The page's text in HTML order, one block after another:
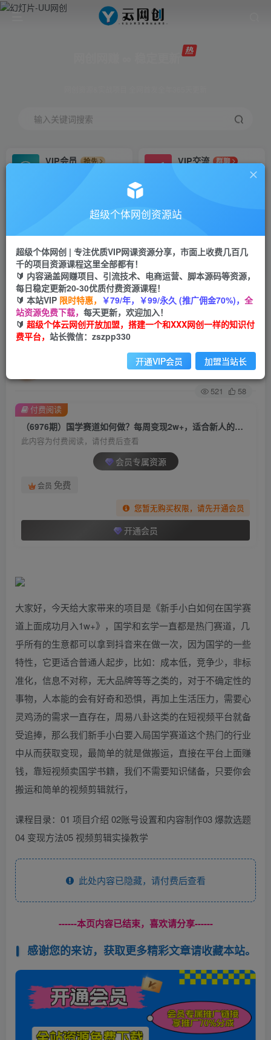
输入关键词搜索
VIP会员
抢先
VIP交流
群聊
研究探讨更多创业项目路子。
会员专属推广链接
招募站长
挂机
项目
脚本卡密
APP下载
GO
首页 创业课程 会员专属 正文
（6976期）国学赛道如何做？每周变现2w+，适
合新人的国学项目，保姆式教学，不需要…
关注 私信
521 58
（6976期）国学赛道如何做？每周变现2w+，适合新人的国学项目，保姆式教学，不需要…
此内容为付费阅读，请付费后查看
会员专属资源
会员 免费
您暂无购买权限，请先开通会员
开通会员
付费阅读
大家好，今天给大家带来的项目是《新手小白如何在国学赛
道上面成功月入1w+》，国学和玄学一直都是热门赛道，几
乎所有的生意都可以拿到抖音来在做一次，因为国学的一些
特性，它更适合普通人起步，比如：成本低，竞争少，非标
准化，信息不对称，无大品牌等等之类的，对于不确定性的
事物，人本能的会有好奇和恐惧，再加上生活压力，需要心
灵鸡汤的需求一直存在，周易八卦这类的在短视频平台就备
受追捧，那么我们新手小白要入局国学赛道这个热门的行业
中从而获取变现，最简单的就是做搬运，直接在平台上面赚
钱，靠短视频卖国学书籍，我们不需要知识储备，只要你会
搬运和简单的视频剪辑就行，
课程目录：01 项目介绍 02账号设置和内容制作03 爆款选题
04 变现方法05 视频剪辑实操教学
此处内容已隐藏，请付费后查看
------本页内容已结束，喜欢请分享------
感谢您的来访，获取更多精彩文章请收藏本站。
超级个体网创资源站
超级个体网创 | 专注优质VIP网课资源分享，市面上收费几百几
千的项目资源课程这里全部都有！
🔰 内容涵盖网赚项目、引流技术、电商运营、脚本源码等资源，
每日稳定更新20-30优质付费资源课程！
🔰 本站VIP 限时特惠， ￥79/年，￥99/永久 (推广佣金70%)， 全
站资源免费下载， 每天更新，欢迎加入！
🔰 超级个体云网创开放加盟，搭建一个和XXX网创一样的知识付
费平台， 站长微信：zszpp330
开通VIP会员 加盟当站长